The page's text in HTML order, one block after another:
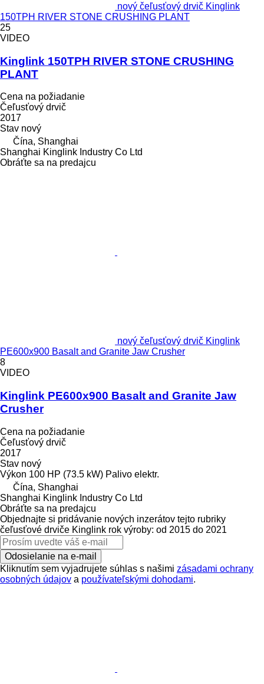
nový čeľusťový drvič Kinglink
150TPH RIVER STONE CRUSHING PLANT
25
VIDEO
Kinglink 150TPH RIVER STONE CRUSHING
PLANT
Cena na požiadanie
Čeľusťový drvič
2017
Stav nový
Čína, Shanghai
Shanghai Kinglink Industry Co Ltd
Obráťte sa na predajcu
nový čeľusťový drvič Kinglink
PE600x900 Basalt and Granite Jaw Crusher
8
VIDEO
Kinglink PE600x900 Basalt and Granite Jaw
Crusher
Cena na požiadanie
Čeľusťový drvič
2017
Stav nový
Výkon 100 HP (73.5 kW) Palivo elektr.
Čína, Shanghai
Shanghai Kinglink Industry Co Ltd
Obráťte sa na predajcu
Objednajte si pridávanie nových inzerátov tejto rubriky
čeľusťové drviče Kinglink rok výroby: od 2015 do 2021
Odosielanie na e-mail
Kliknutím sem vyjadrujete súhlas s našimi zásadami ochrany
osobných údajov a používateľskými dohodami.